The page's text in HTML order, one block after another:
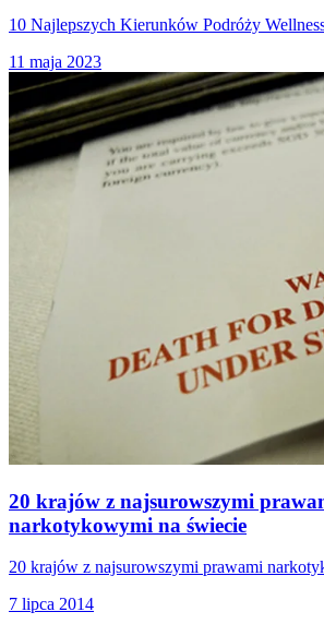
10 Najlepszych Kierunków Podróży
11 maja 2023
20 krajów z najsurowszymi
narkotykowymi na świecie
20 krajów z najsurowszymi prawami
7 lipca 2014